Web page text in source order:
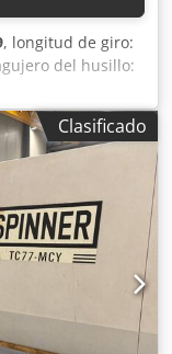
, longitud de giro:
del husillo:
torreta Multifix
luneta mandril de
Clasificado